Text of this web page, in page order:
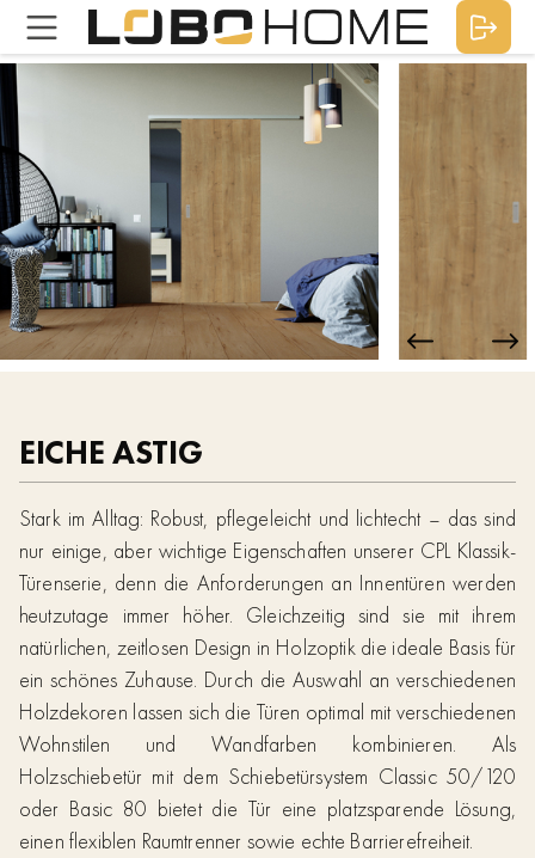
EICHE ASTIG
Stark im Alltag: Robust, pflegeleicht und lichtecht – das sind
nur einige, aber wichtige Eigenschaften unserer CPL Klassik-
Türenserie, denn die Anforderungen an Innentüren werden
heutzutage immer höher. Gleichzeitig sind sie mit ihrem
natürlichen, zeitlosen Design in Holzoptik die ideale Basis für
ein schönes Zuhause. Durch die Auswahl an verschiedenen
Holzdekoren lassen sich die Türen optimal mit verschiedenen
Wohnstilen und Wandfarben kombinieren. Als
Holzschiebetür mit dem Schiebetürsystem Classic 50/120
oder Basic 80 bietet die Tür eine platzsparende Lösung,
einen flexiblen Raumtrenner sowie echte Barrierefreiheit.